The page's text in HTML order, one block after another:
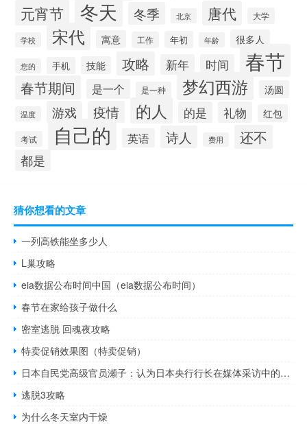
元宵节 冬天 冬季 北京 唐代 大学
学校 宋代 寓意 工作 年初 年龄 很多人
您的 手机 技能 攻略 新年 时间 春节
春节期间 是一个 是一种 梦幻西游 汤圆
温度 游戏 疫情 的人 的是 礼物 红包
考试 自己的 英语 诗人 费用 还不
都是
猜你想看的文章
一列高铁能坐多少人
L巢攻略
eia数据公布时间中国（eia数据公布时间）
春节在家给孩子做什么
密室逃脱 回魂夜攻略
特卖促销效果图（特卖促销）
日本自民党高级官员瀬子：认为日本央行行长在媒体采访中的评论意味着日本央行将继续实施宽松政策
逃脱3攻略
为什么冬天室内干燥